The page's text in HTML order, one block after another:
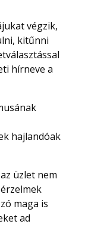
végzik,
kitűnni
hírneve a
hajlandóak
üzlet nem
maga is
ad